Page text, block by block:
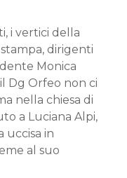
i vertici della
dirigenti
Monica
Dg Orfeo non ci
nella chiesa di
a Luciana Alpi,
uccisa in
al suo